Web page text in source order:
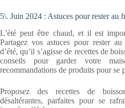
5\. Juin 2024 : Astuces pour rester au
L’été peut être chaud, et il est
Partagez vos astuces pour rester
d’été, qu’il s’agisse de recettes de
conseils pour garder votre
recommandations de produits pour se
Proposez des recettes de
désaltérantes, parfaites pour se